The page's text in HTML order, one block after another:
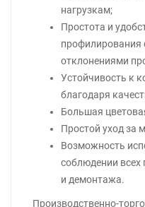
нагрузкам;
Простота и
отклонениями
Устойчивость к
благодаря
Большая
Простой уход за
Возможность
соблюдении всех
и демонтажа.
Производственно-